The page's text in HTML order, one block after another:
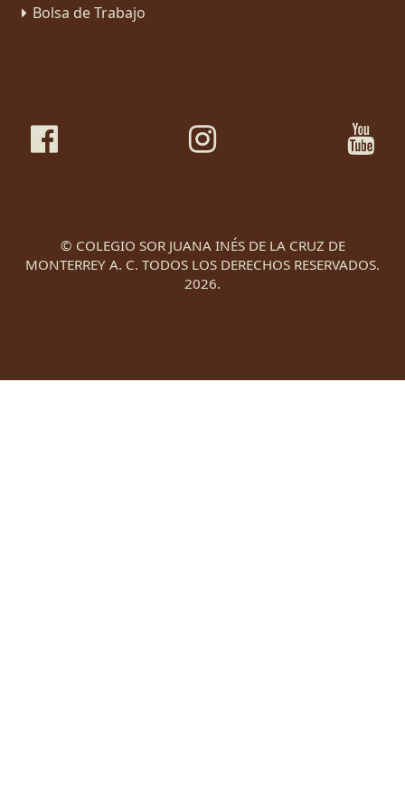
Bolsa de Trabajo
© COLEGIO SOR JUANA INÉS DE LA CRUZ DE
MONTERREY A. C. TODOS LOS DERECHOS RESERVADOS.
2026.